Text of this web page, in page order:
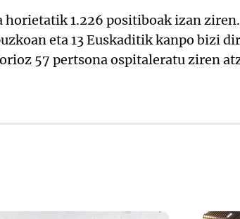
horietatik 1.226 positiboak izan
eta 13 Euskaditik kanpo bizi
57 pertsona ospitaleratu ziren